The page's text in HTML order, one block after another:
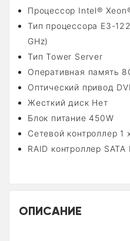
Процессор Intel®
Тип процессора E3-
GHz)
Тип Tower Server
Оперативная память
Оптический привод
Жесткий диск Нет
Блок питание 450W
Сетевой контроллер 1
RAID контроллер SATA
ОПИСАНИЕ